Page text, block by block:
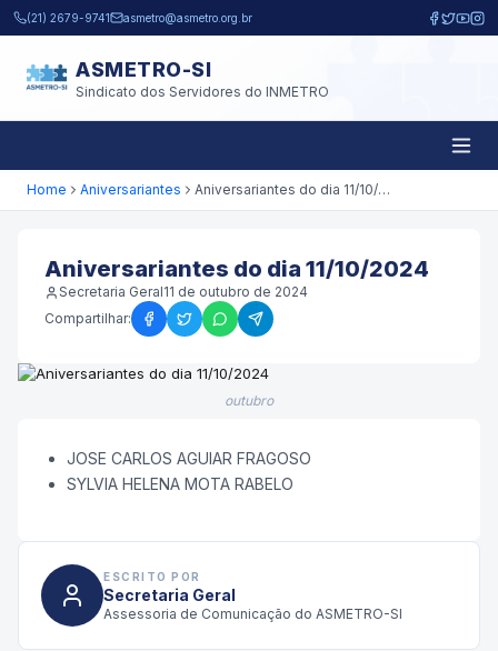
Pular para o conteúdo principal
(21) 2679-9741 asmetro@asmetro.org.br
ASMETRO-SI
Sindicato dos Servidores do INMETRO
Home Aniversariantes Aniversariantes do dia 11/10/2024
Aniversariantes do dia 11/10/2024
Secretaria Geral11 de outubro de 2024
Compartilhar:
outubro
JOSE CARLOS AGUIAR FRAGOSO
SYLVIA HELENA MOTA RABELO
ESCRITO POR
Secretaria Geral
Assessoria de Comunicação do ASMETRO-SI